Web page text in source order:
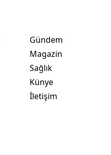
Gündem
Magazin
Sağlık
Künye
İletişim